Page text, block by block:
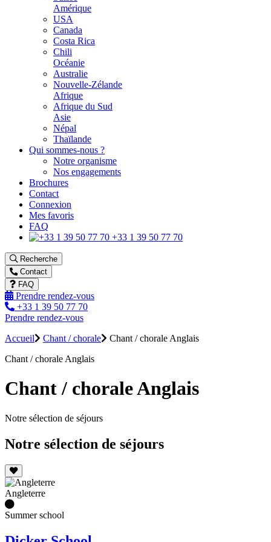
Amérique
USA
Canada
Costa Rica
Chili
Océanie
Australie
Nouvelle-Zélande
Afrique
Afrique du Sud
Asie
Népal
Thaïlande
Qui sommes-nous ?
Notre organisme
Nos engagements
Brochures
Contact
Connexion
Mes favoris
FAQ
+33 1 39 50 77 70
Recherche
Contact
FAQ
Prendre rendez-vous
+33 1 39 50 77 70
Prendre rendez-vous
Accueil
Chant / chorale
Chant / chorale Anglais
Chant / chorale Anglais
Chant / chorale Anglais
Notre sélection de séjours
Notre sélection de séjours
Angleterre
Summer school